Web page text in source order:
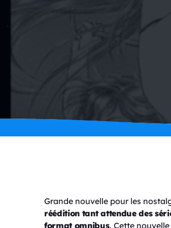
Grande nouvelle pour les
réédition tant attendue des
format omnibus. Cette